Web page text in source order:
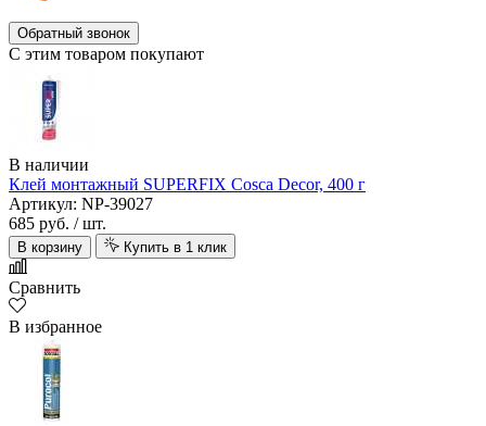
Обратный звонок
С этим товаром покупают
В наличии
Клей монтажный SUPERFIX Cosca Decor, 400 г
Артикул: NP-39027
685 руб. / шт.
В корзину Купить в 1 клик
Сравнить
В избранное